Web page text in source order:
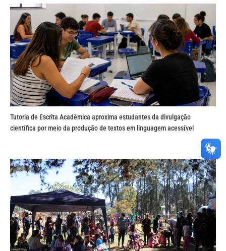
Tutoria de Escrita Acadêmica aproxima estudantes da divulgação
científica por meio da produção de textos em linguagem acessível